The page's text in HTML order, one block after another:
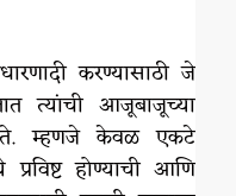
करण्यासाठी जे
त्यांची आजूबाजूच्या
म्हणजे केवळ एकटे
होण्याची आणि